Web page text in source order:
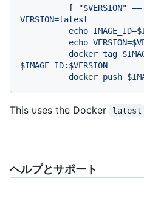
          [
"$VERSION" ==
VERSION=latest
echo
echo
docker tag
$IMAGE_ID:$VERSION
docker push
This uses the Docker latest
ヘルプとサポート